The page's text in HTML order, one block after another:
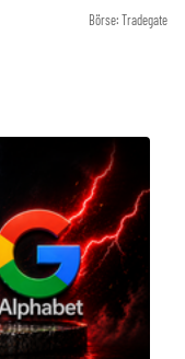
Börse: Tradegate